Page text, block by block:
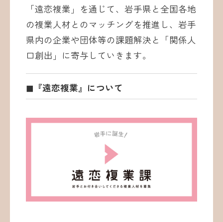
「遠恋複業」を通じて、岩手県と全国各地
の複業人材とのマッチングを推進し、岩手
県内の企業や団体等の課題解決と「関係人
口創出」に寄与していきます。
◼︎『遠恋複業』について